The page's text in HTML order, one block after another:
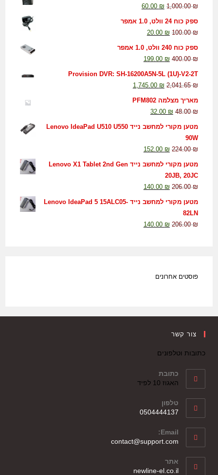
1,000.00₪
60.00 ₪
ספק כוח 24 וולט, 1.0 אמפר
100.00₪
20.00 ₪
ספק כוח 240 וולט, 1.0 אמפר
400.00₪
199.00 ₪
Provision DVR: SH-16200A5N-5L (1U)-V2-2T
2,041.65₪
1,745.00 ₪
מאריך מצלמה PFM802
48.00₪
32.00 ₪
מטען מקורי למחשב נייד Lenovo IdeaPad U510 U550
90W
224.00₪
152.00 ₪
מטען מקורי למחשב נייד Lenovo X1 Tablet 2nd Gen
20JB, 20JC
206.00₪
140.00 ₪
מטען מקורי למחשב נייד Lenovo IdeaPad 5 15ALC05-
82LN
206.00₪
140.00 ₪
פוסטים אחרונים
צור קשר
כתובות וטלפונים
כתובת
האגוז 10 לפיד
טלפון
0504444137
Email:
contact@support.com
אתר
newline-el.co.il